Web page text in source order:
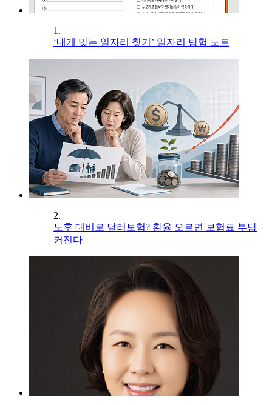
1.
‘내게 맞는 일자리 찾기’ 일자리 탐험 노트
2.
노후 대비로 달러보험? 환율 오르면 보험료 부담
커진다